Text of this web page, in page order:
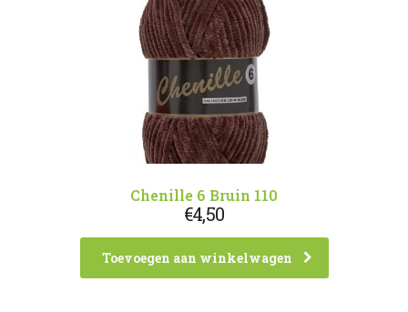
Chenille 6 Bruin 110
€4,50
Toevoegen aan winkelwagen